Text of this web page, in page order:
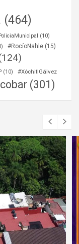
(464)
(10)
#RocíoNahle (15)
(10) #XóchitlGálvez
(301)